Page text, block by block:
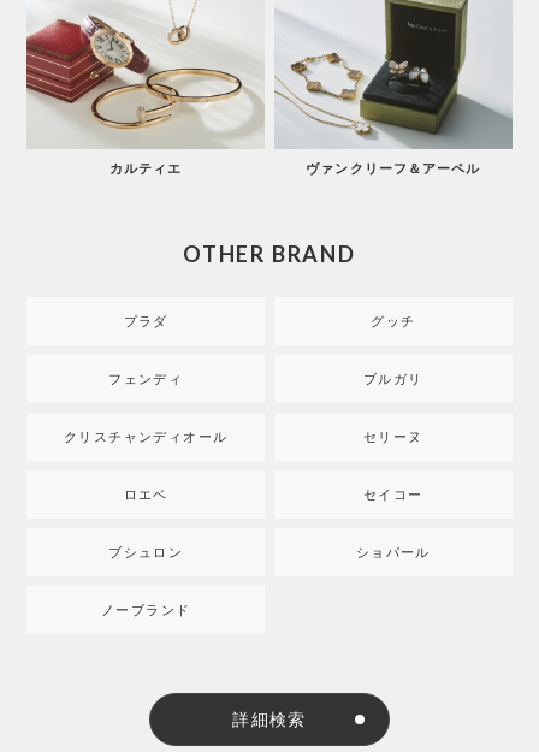
カルティエ ヴァンクリーフ＆アーペル
OTHER BRAND
プラダ グッチ
フェンディ ブルガリ
クリスチャンディオール セリーヌ
ロエベ セイコー
ブシュロン ショパール
ノーブランド
詳細検索